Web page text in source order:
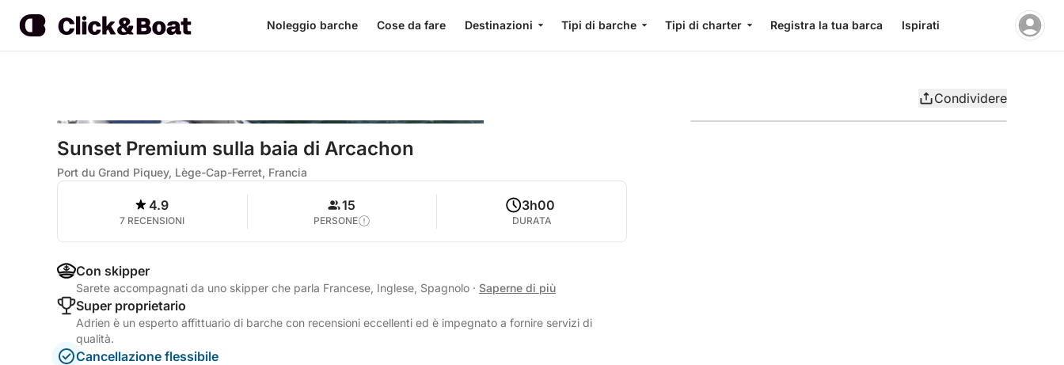
Noleggio barche Cose da fare Destinazioni Tipi di barche Tipi di charter Registra la tua barca Ispirati
Condividere
Sunset Premium sulla baia di Arcachon
Port du Grand Piquey, Lège-Cap-Ferret, Francia
4.9
7 RECENSIONI
15
PERSONE
3h00
DURATA
Con skipper
Sarete accompagnati da uno skipper che parla Francese, Inglese, Spagnolo · Saperne di più
Super proprietario
Adrien è un esperto affittuario di barche con recensioni eccellenti ed è impegnato a fornire servizi di
qualità.
Cancellazione flessibile